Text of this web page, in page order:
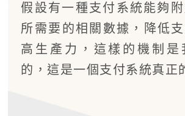
假設有一種支付系統能夠
所需要的相關數據，降低
高生產力，這樣的機制是
的，這是一個支付系統真正